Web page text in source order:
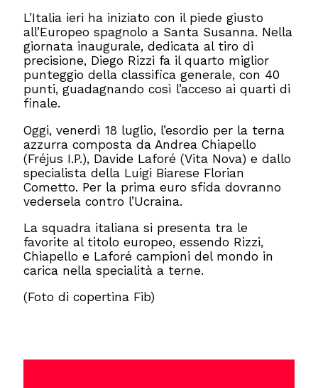
L’Italia ieri ha iniziato con il piede giusto
all’Europeo spagnolo a Santa Susanna. Nella
giornata inaugurale, dedicata al tiro di
precisione, Diego Rizzi fa il quarto miglior
punteggio della classifica generale, con 40
punti, guadagnando così l’acceso ai quarti di
finale.
Oggi, venerdì 18 luglio, l’esordio per la terna
azzurra composta da Andrea Chiapello
(Fréjus I.P.), Davide Laforé (Vita Nova) e dallo
specialista della Luigi Biarese Florian
Cometto. Per la prima euro sfida dovranno
vedersela contro l’Ucraina.
La squadra italiana si presenta tra le
favorite al titolo europeo, essendo Rizzi,
Chiapello e Laforé campioni del mondo in
carica nella specialità a terne.
(Foto di copertina Fib)